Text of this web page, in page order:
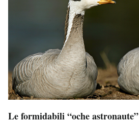
Le formidabili “oche astronaute”